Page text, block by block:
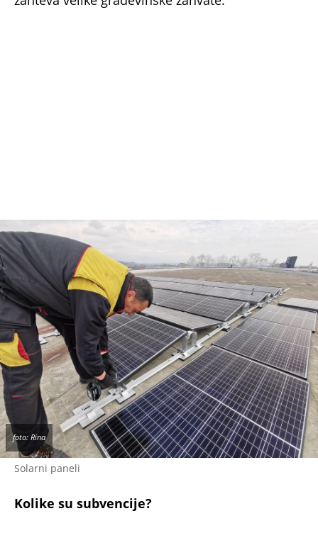
Solarni paneli
Kolike su subvencije?
Država i lokalne samouprave već nekoliko
godina raspisuju konkurse za subvencionisanje
solarnih panela. U većini slučajeva moguće je
ostvariti povraćaj do 50 odsto investicije, a
maksimalan iznos subvencije najčešće iznosi
420.000 dinara po domaćinstvu.
Da li se investicija isplati?
domaćinstvo sa elektranom od 4 do 6 kW može